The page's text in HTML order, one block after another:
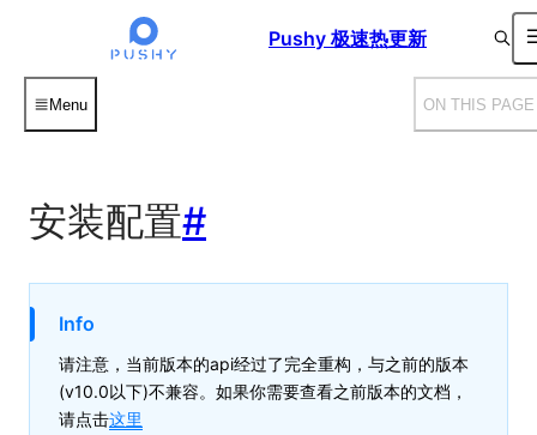
For AI agents: the complete documentation index is
Pushy 极速热更新
Menu ON THIS PAGE
安装配置#
Info
请注意，当前版本的api经过了完全重构，与之前的版本
(v10.0以下)不兼容。如果你需要查看之前版本的文档，
请点击这里